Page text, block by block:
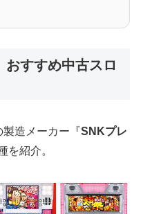
すすめ中古スロ
製造メーカー『SNKプレ
を紹介。